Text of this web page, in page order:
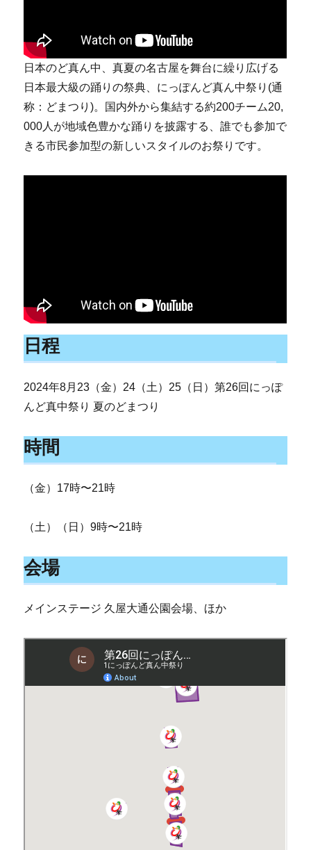
日本のど真ん中、真夏の名古屋を舞台に繰り広げる
日本最大級の踊りの祭典、にっぽんど真ん中祭り(通
称：どまつり)。国内外から集結する約200チーム20,
000人が地域色豊かな踊りを披露する、誰でも参加で
きる市民参加型の新しいスタイルのお祭りです。
日程
2024年8月23（金）24（土）25（日）第26回にっぽ
んど真中祭り 夏のどまつり
時間
（金）17時〜21時
（土）（日）9時〜21時
会場
メインステージ 久屋大通公園会場、ほか